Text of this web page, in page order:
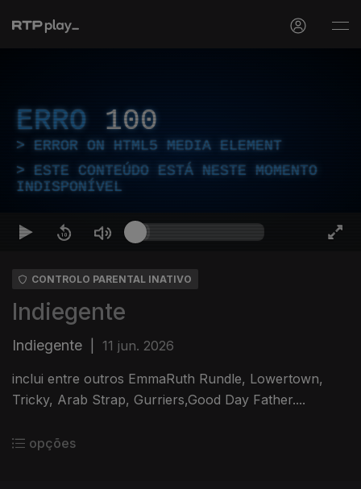
ERRO 100
ERROR ON HTML5 MEDIA ELEMENT
ESTE CONTEÚDO ESTÁ NESTE MOMENTO
INDISPONÍVEL
CONTROLO PARENTAL INATIVO
Indiegente
Indiegente 11 jun. 2026
inclui entre outros EmmaRuth Rundle, Lowertown,
Tricky, Arab Strap, Gurriers,Good Day Father....
opções